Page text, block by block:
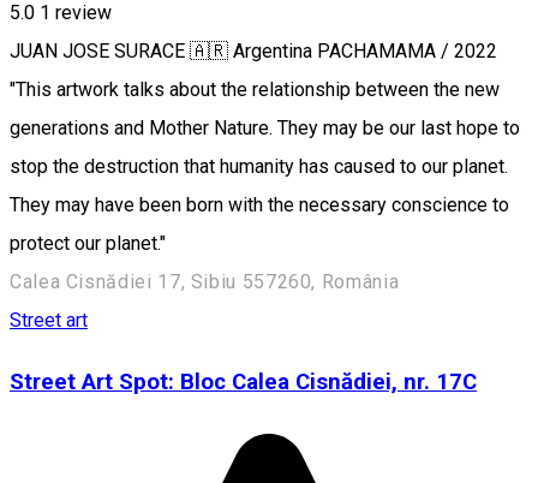
5.0 1 review
JUAN JOSE SURACE 🇦🇷 Argentina PACHAMAMA / 2022
"This artwork talks about the relationship between the new
generations and Mother Nature. They may be our last hope to
stop the destruction that humanity has caused to our planet.
They may have been born with the necessary conscience to
protect our planet."
Calea Cisnădiei 17, Sibiu 557260, România
Street art
Street Art Spot: Bloc Calea Cisnădiei, nr. 17C